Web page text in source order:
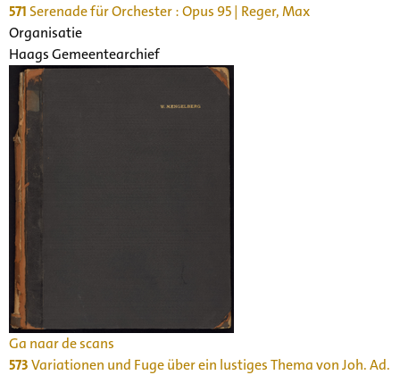
571 Serenade für Orchester : Opus 95 | Reger, Max
Organisatie
Haags Gemeentearchief
Ga naar de scans
573Variationen und Fuge über ein lustiges Thema von Joh. Ad.